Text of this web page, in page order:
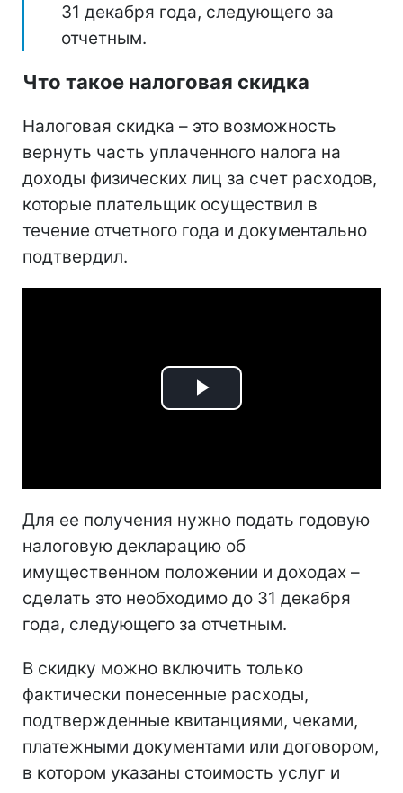
31 декабря года, следующего за
отчетным.
Что такое налоговая скидка
Налоговая скидка – это возможность
вернуть часть уплаченного налога на
доходы физических лиц за счет расходов,
которые плательщик осуществил в
течение отчетного года и документально
подтвердил.
Play
Для ее получения нужно подать годовую
налоговую декларацию об
имущественном положении и доходах –
сделать это необходимо до 31 декабря
года, следующего за отчетным.
В скидку можно включить только
фактически понесенные расходы,
подтвержденные квитанциями, чеками,
платежными документами или договором,
в котором указаны стоимость услуг и